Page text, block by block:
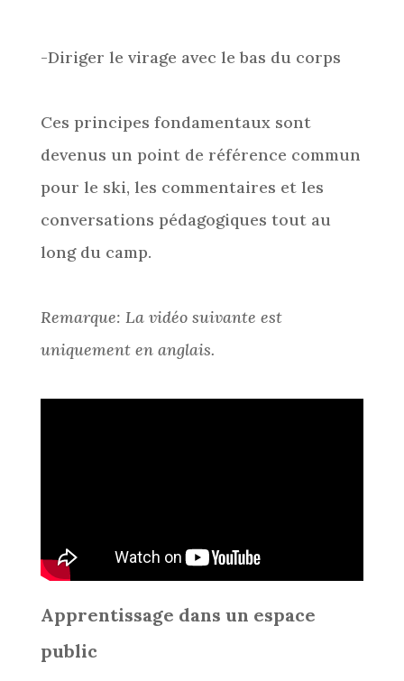
-Diriger le virage avec le bas du corps
Ces principes fondamentaux sont
devenus un point de référence commun
pour le ski, les commentaires et les
conversations pédagogiques tout au
long du camp.
Remarque: La vidéo suivante est
uniquement en anglais.
Apprentissage dans un espace
public